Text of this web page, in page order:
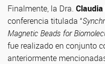
Finalmente, la Dra.
conferencia titulada “
Magnetic Beads for
fue realizado en conjunto
anteriormente